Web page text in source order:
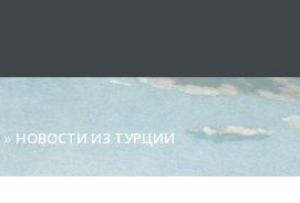
» НОВОСТИ ИЗ ТУРЦИИ